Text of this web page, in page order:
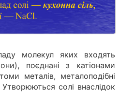
молекул яких входять
поєднані з катіонами
металів, металоподібні
солі внаслідок